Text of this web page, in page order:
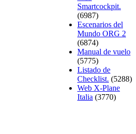
Smartcockpit.
(6987)
Escenarios del
Mundo ORG 2
(6874)
Manual de vuelo
(5775)
Listado de
Checklist. (5288)
Web X-Plane
Italia (3770)